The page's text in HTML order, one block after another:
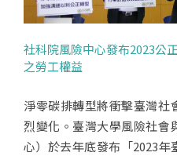
社科院風險中心發布2023公
之勞工權益
淨零碳排轉型將衝擊臺灣社
烈變化。臺灣大學風險社會
心）於去年底發布「2023